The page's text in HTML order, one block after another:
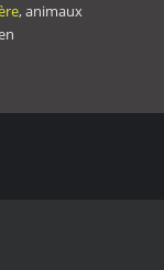
,animaux